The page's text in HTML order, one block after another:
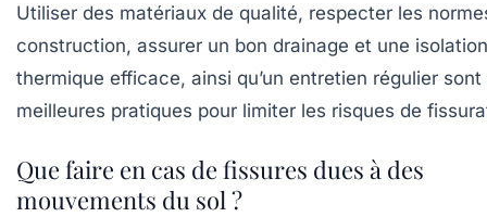
Utiliser des matériaux de qualité, respecter les
construction, assurer un bon drainage et une isolation
thermique efficace, ainsi qu’un entretien régulier sont
meilleures pratiques pour limiter les risques de
Que faire en cas de fissures dues à des
mouvements du sol ?